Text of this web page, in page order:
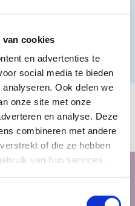
van cookies
en advertenties te
social media te bieden
Ook delen we
onze site met onze
en analyse. Deze
combineren met andere
of die ze hebben
van hun services.